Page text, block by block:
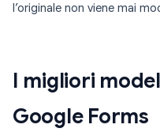
l’originale non viene mai
I migliori
Google Forms